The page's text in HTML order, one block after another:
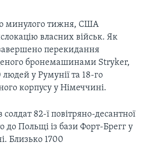
минулого тижня, США
власних військ. Як
перекидання
бронемашинами Stryker,
у Румунії та 18-го
корпусу у Німеччині.
солдат 82-ї повітряно-десантної
до Польщі із бази Форт-Брегг у
Близько 1700